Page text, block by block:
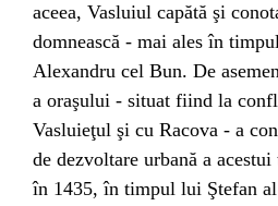
aceea, Vasluiul capătă şi
domnească - mai ales în
Alexandru cel Bun. De
a oraşului - situat fiind la
Vasluieţul şi cu Racova - a
de dezvoltare urbană a
în 1435, în timpul lui Ştefan